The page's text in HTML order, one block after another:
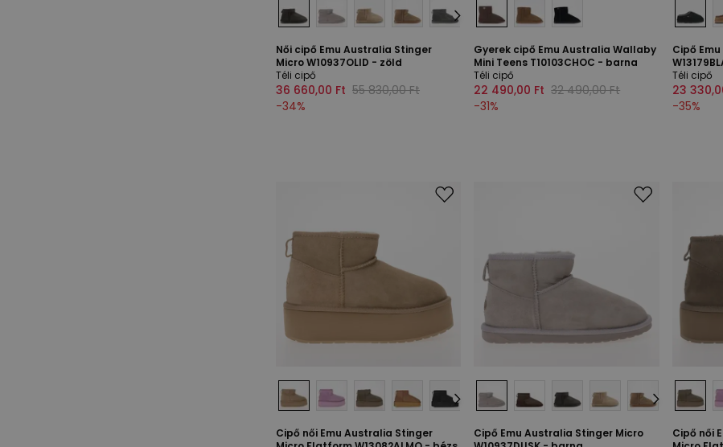
Női cipő Emu Australia Stinger
Micro W10937OLID - zöld
Téli cipő
36 660,00 Ft 55 830,00 Ft
-34%
Gyerek cipő Emu Australia Wallaby
Mini Teens T10103CHOC - barna
Téli cipő
22 490,00 Ft 32 490,00 Ft
-31%
Cipő
Téli cipő
23
-35%
Cipő női Emu Australia Stinger
Cipő Emu Australia Stinger Micro
Cipő női